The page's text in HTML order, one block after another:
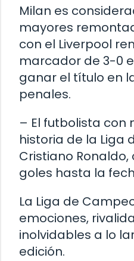
Milan es
mayores
con el Liverpool
marcador de 3-0
ganar el título en
penales.
– El futbolista con
historia de la Liga
Cristiano Ronaldo,
goles hasta la
La Liga de
emociones,
inolvidables a lo
edición.